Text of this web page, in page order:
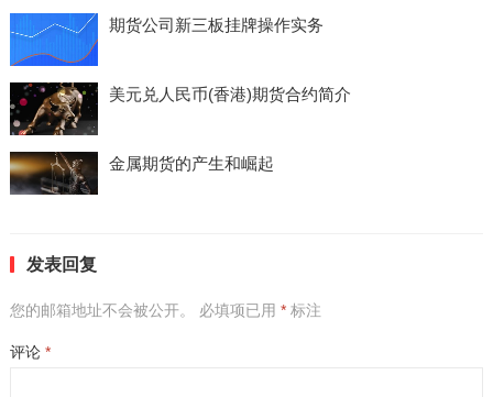
期货公司新三板挂牌操作实务
美元兑人民币(香港)期货合约简介
金属期货的产生和崛起
发表回复
您的邮箱地址不会被公开。 必填项已用 *标注
评论 *